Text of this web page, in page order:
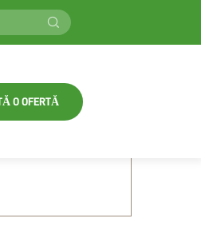
O OFERTĂ